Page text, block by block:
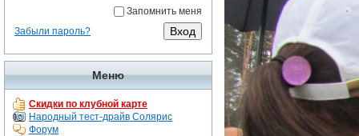
Запомнить меня
Забыли пароль?
Меню
Скидки по клубной карте
Народный тест-драйв Солярис
Форум